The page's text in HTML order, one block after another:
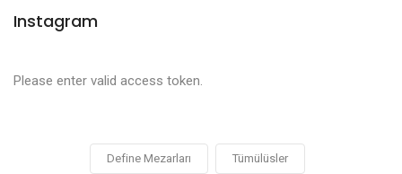
Instagram
Please enter valid access token.
Define Mezarları Tümülüsler